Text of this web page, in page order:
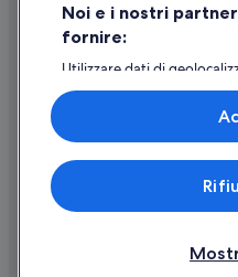
Utilizzare un coupon Expedia
Documenti per i viaggi
© 2026 Expedia, Inc., una
Expedia e il logo di Expedia
Noi e i nostri
fornire:
Utilizzare dati di
delle caratteristiche del
dell’identificazione.
e/o accedervi. Pubblicità
misurazione delle
annunci, ricerche sul
Elenco dei partner